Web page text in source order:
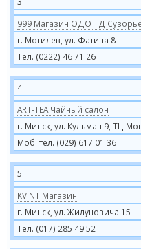
999 Магазин ОДО ТД Сузорье
г. Могилев, ул. Фатина 8
Тел. (0222) 46 71 26
4.
ART-TEA Чайный салон
г. Минск, ул. Кульман 9, ТЦ
Моб. тел. (029) 617 01 36
5.
KVINT Магазин
г. Минск, ул. Жилуновича 15
Тел. (017) 285 49 52